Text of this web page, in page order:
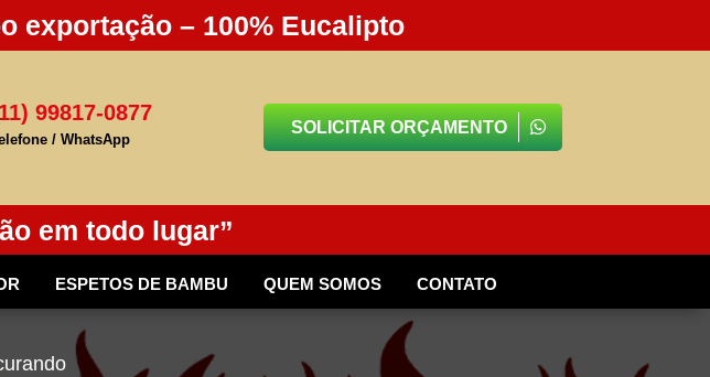
exportação – 100% Eucalipto
99817-0877
/ WhatsApp
SOLICITAR ORÇAMENTO
em todo lugar”
ESPETOS DE BAMBU QUEM SOMOS CONTATO